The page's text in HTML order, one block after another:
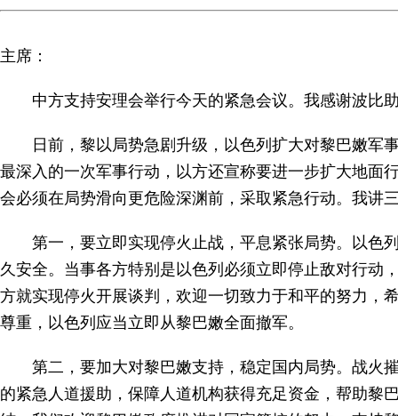
主席：
中方支持安理会举行今天的紧急会议。我感谢波比
日前，黎以局势急剧升级，以色列扩大对黎巴嫩军
最深入的一次军事行动，以方还宣称要进一步扩大地面
会必须在局势滑向更危险深渊前，采取紧急行动。我讲
第一，要立即实现停火止战，平息紧张局势。以色
久安全。当事各方特别是以色列必须立即停止敌对行动
方就实现停火开展谈判，欢迎一切致力于和平的努力，
尊重，以色列应当立即从黎巴嫩全面撤军。
第二，要加大对黎巴嫩支持，稳定国内局势。战火
的紧急人道援助，保障人道机构获得充足资金，帮助黎